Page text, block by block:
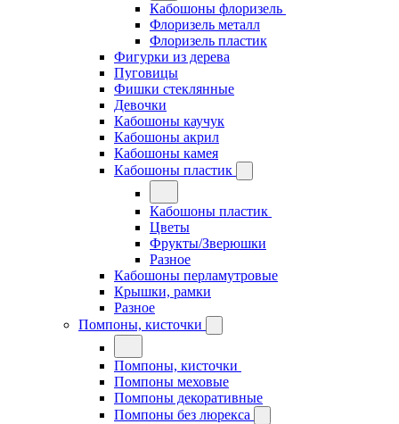
Кабошоны флоризель
Флоризель металл
Флоризель пластик
Фигурки из дерева
Пуговицы
Фишки стеклянные
Девочки
Кабошоны каучук
Кабошоны акрил
Кабошоны камея
Кабошоны пластик
Кабошоны пластик
Цветы
Фрукты/Зверюшки
Разное
Кабошоны перламутровые
Крышки, рамки
Разное
Помпоны, кисточки
Помпоны, кисточки
Помпоны меховые
Помпоны декоративные
Помпоны без люрекса